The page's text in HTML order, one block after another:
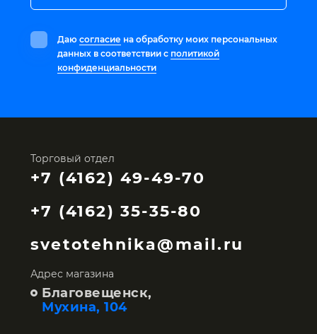
Даю согласие на обработку моих персональных
данных в соответствии с политикой
конфиденциальности
Торговый отдел
+7 (4162) 49-49-70
+7 (4162) 35-35-80
svetotehnika@mail.ru
Адрес магазина
Благовещенск,
Мухина, 104